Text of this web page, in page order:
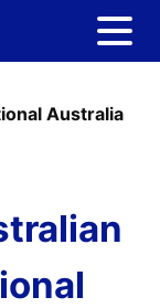
Australia